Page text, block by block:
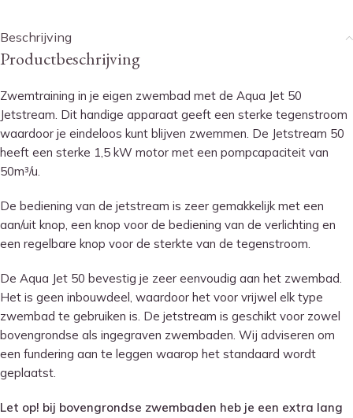
Beschrijving
Productbeschrijving
Zwemtraining in je eigen zwembad met de Aqua Jet 50
Jetstream. Dit handige apparaat geeft een sterke tegenstroom
waardoor je eindeloos kunt blijven zwemmen. De Jetstream 50
heeft een sterke 1,5 kW motor met een pompcapaciteit van
50m³/u.
De bediening van de jetstream is zeer gemakkelijk met een
aan/uit knop, een knop voor de bediening van de verlichting en
een regelbare knop voor de sterkte van de tegenstroom.
De Aqua Jet 50 bevestig je zeer eenvoudig aan het zwembad.
Het is geen inbouwdeel, waardoor het voor vrijwel elk type
zwembad te gebruiken is. De jetstream is geschikt voor zowel
bovengrondse als ingegraven zwembaden. Wij adviseren om
een fundering aan te leggen waarop het standaard wordt
geplaatst.
Let op! bij bovengrondse zwembaden heb je een extra lang